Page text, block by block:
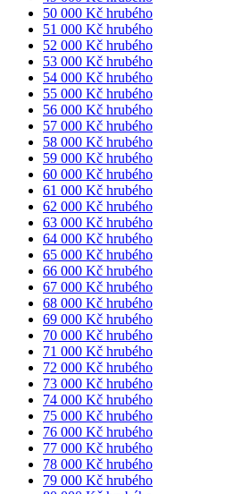
50 000 Kč hrubého
51 000 Kč hrubého
52 000 Kč hrubého
53 000 Kč hrubého
54 000 Kč hrubého
55 000 Kč hrubého
56 000 Kč hrubého
57 000 Kč hrubého
58 000 Kč hrubého
59 000 Kč hrubého
60 000 Kč hrubého
61 000 Kč hrubého
62 000 Kč hrubého
63 000 Kč hrubého
64 000 Kč hrubého
65 000 Kč hrubého
66 000 Kč hrubého
67 000 Kč hrubého
68 000 Kč hrubého
69 000 Kč hrubého
70 000 Kč hrubého
71 000 Kč hrubého
72 000 Kč hrubého
73 000 Kč hrubého
74 000 Kč hrubého
75 000 Kč hrubého
76 000 Kč hrubého
77 000 Kč hrubého
78 000 Kč hrubého
79 000 Kč hrubého